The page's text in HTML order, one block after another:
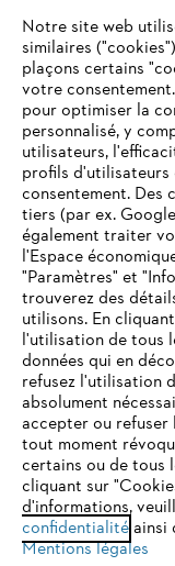
L'Entreprise
Questions
Service
Politique de
Mentions légales
Informations
STIHL VERTRIEBS
VOTRE
N'EST
Vous utilisez un
en charge, et
peuvent
optimale de notre
l'un des navigateurs
Notre site web
similaires
plaçons certains
votre
pour optimiser la
personnalisé, y
utilisateurs,
profils d'utilisateurs
consentement. Des
tiers (par ex.
également traiter
l'Espace
"Paramètres" et
trouverez des
utilisons. En
l'utilisation de tous
données qui en
refusez l'utilisation
absolument
accepter ou refuser
tout moment
certains ou de tous
cliquant sur
d'informations,
confidentialitéainsi
Mentions légales